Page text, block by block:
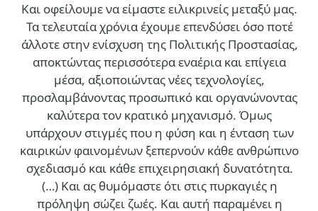
Και οφείλουμε να είμαστε ειλικρινείς μεταξύ μας.
Τα τελευταία χρόνια έχουμε επενδύσει όσο ποτέ
άλλοτε στην ενίσχυση της Πολιτικής Προστασίας,
αποκτώντας περισσότερα εναέρια και επίγεια
μέσα, αξιοποιώντας νέες τεχνολογίες,
προσλαμβάνοντας προσωπικό και οργανώνοντας
καλύτερα τον κρατικό μηχανισμό. Όμως
υπάρχουν στιγμές που η φύση και η ένταση των
καιρικών φαινομένων ξεπερνούν κάθε ανθρώπινο
σχεδιασμό και κάθε επιχειρησιακή δυνατότητα.
(…) Και ας θυμόμαστε ότι στις πυρκαγιές η
πρόληψη σώζει ζωές. Και αυτή παραμένει η